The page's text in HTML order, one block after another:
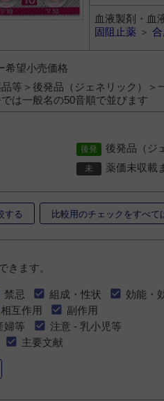
血液製剤・血
固阻止薬 ＞
希望小売価格
等＞後発品（ジェネリック）＞
は一般名の50音順で並びます
後発品（ジ
薬価未収載
する 比較用のチェックをすべて
きます。
禁忌 組成・性状
効能・
相互作用
副作用
婦等
注意 - 乳小児等
主要文献